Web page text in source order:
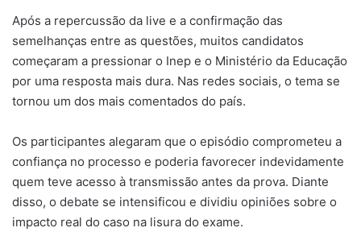
Após a repercussão da live e a confirmação das
semelhanças entre as questões, muitos candidatos
começaram a pressionar o Inep e o Ministério da Educação
por uma resposta mais dura. Nas redes sociais, o tema se
tornou um dos mais comentados do país.
Os participantes alegaram que o episódio comprometeu a
confiança no processo e poderia favorecer indevidamente
quem teve acesso à transmissão antes da prova. Diante
disso, o debate se intensificou e dividiu opiniões sobre o
impacto real do caso na lisura do exame.